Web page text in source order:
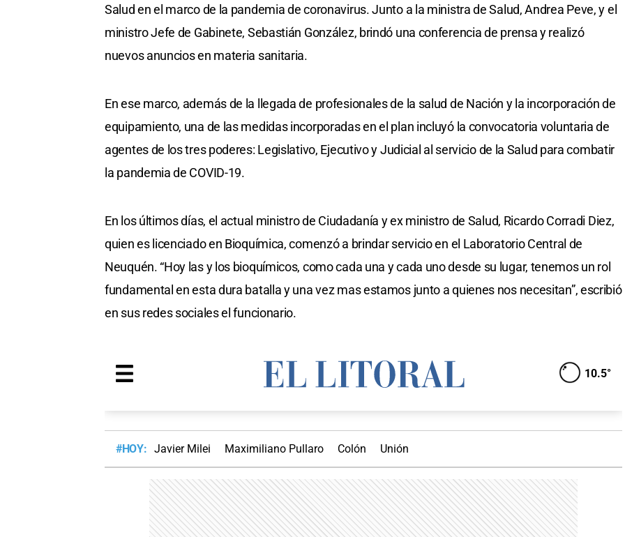
Salud en el marco de la pandemia de coronavirus. Junto a la ministra de Salud, Andrea Peve, y el
ministro Jefe de Gabinete, Sebastián González, brindó una conferencia de prensa y realizó
nuevos anuncios en materia sanitaria.
En ese marco, además de la llegada de profesionales de la salud de Nación y la incorporación de
equipamiento, una de las medidas incorporadas en el plan incluyó la convocatoria voluntaria de
agentes de los tres poderes: Legislativo, Ejecutivo y Judicial al servicio de la Salud para combatir
la pandemia de COVID-19.
En los últimos días, el actual ministro de Ciudadanía y ex ministro de Salud, Ricardo Corradi Diez,
quien es licenciado en Bioquímica, comenzó a brindar servicio en el Laboratorio Central de
Neuquén. “Hoy las y los bioquímicos, como cada una y cada uno desde su lugar, tenemos un rol
fundamental en esta dura batalla y una vez mas estamos junto a quienes nos necesitan”, escribió
en sus redes sociales el funcionario.